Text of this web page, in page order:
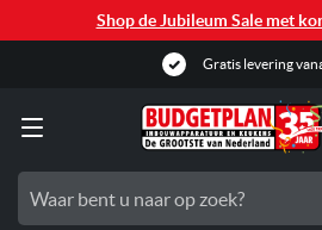
Shop de Jubileum Sale met
Gratis levering